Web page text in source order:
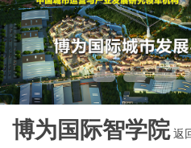
博为国际智学院 返